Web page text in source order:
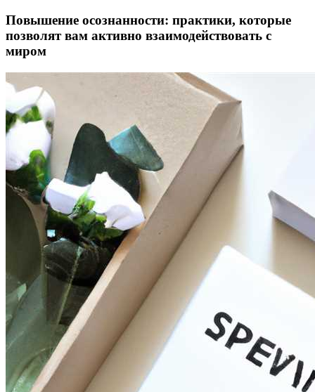
Повышение осознанности: практики, которые
позволят вам активно взаимодействовать с
миром